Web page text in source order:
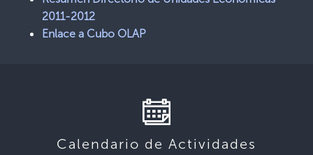
2011-2012
Enlace a Cubo OLAP
Calendario de Actividades